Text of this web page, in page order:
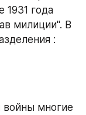
1931 года
милиции". В
:
войны многие